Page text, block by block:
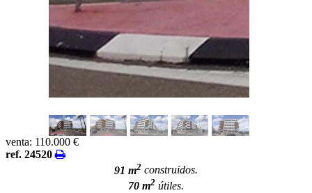
venta: 110.000 €
ref. 24520
91 m2 construidos.
70 m2 útiles.